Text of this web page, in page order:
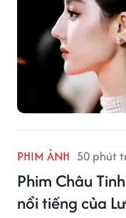
PHIM ẢNH 50 phút
Phim Châu
nổi tiếng của